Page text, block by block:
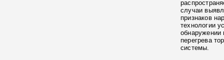
случаи
признаков
технологии
обнаружении
перегрева
системы.